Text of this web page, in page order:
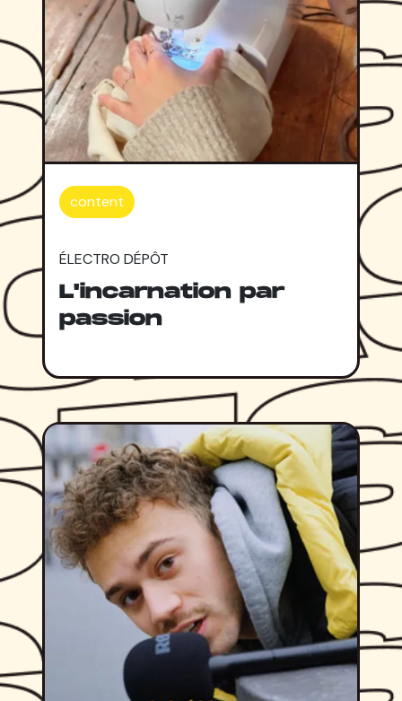
content
ÉLECTRO DÉPÔT
L'incarnation par
passion